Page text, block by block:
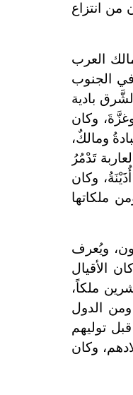
وتمكَّن المصريون من انتزاع
العرب
الجنوب
بادية
وكان
ومالكٌ،
العاربة تَدْمُرُ
وكان
ملكاتها
ويُعرف
الأقيال
ملكاً،
ومن الدول
توليهم
وكان